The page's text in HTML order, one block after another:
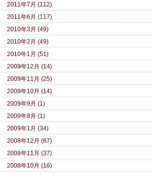
2011年7月 (112)
2011年6月 (117)
2010年3月 (49)
2010年2月 (49)
2010年1月 (51)
2009年12月 (14)
2009年11月 (25)
2009年10月 (14)
2009年9月 (1)
2009年8月 (1)
2009年1月 (34)
2008年12月 (67)
2008年11月 (37)
2008年10月 (16)